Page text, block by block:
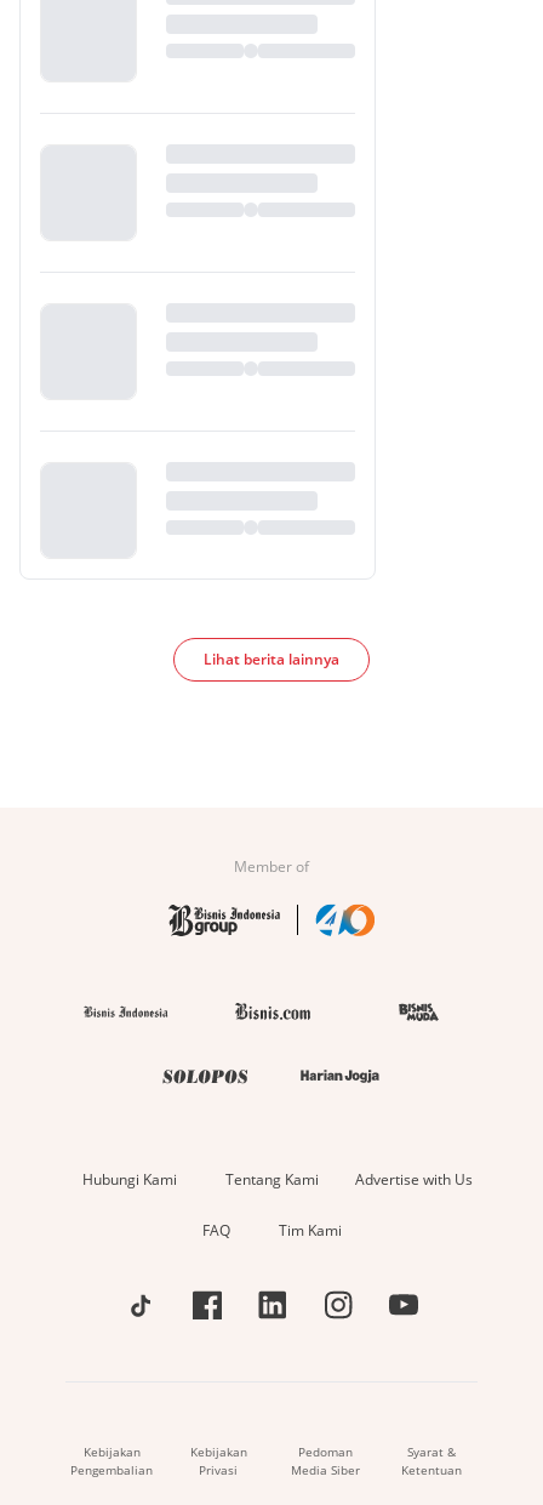
Lihat berita lainnya
Member of
Hubungi Kami Tentang Kami Advertise with Us
FAQ Tim Kami
Kebijakan
Pengembalian
Kebijakan
Privasi
Pedoman
Media Siber
Syarat &
Ketentuan